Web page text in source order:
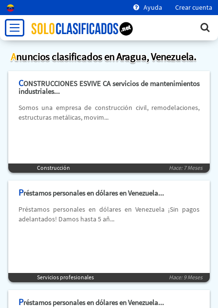
Ayuda Crear cuenta
Anuncios clasificados en Aragua, Venezuela.
CONSTRUCCIONES ESVIVE CA servicios de mantenimientos
industriales...
Somos una empresa de construcción civil, remodelaciones,
estructuras metálicas, movim...
Construcción Hace: 7 Meses
Préstamos personales en dólares en Venezuela...
Préstamos personales en dólares en Venezuela ¡Sin pagos
adelantados! Damos hasta 5 añ...
Servicios profesionales Hace: 9 Meses
Préstamos personales en dólares en Venezuela...